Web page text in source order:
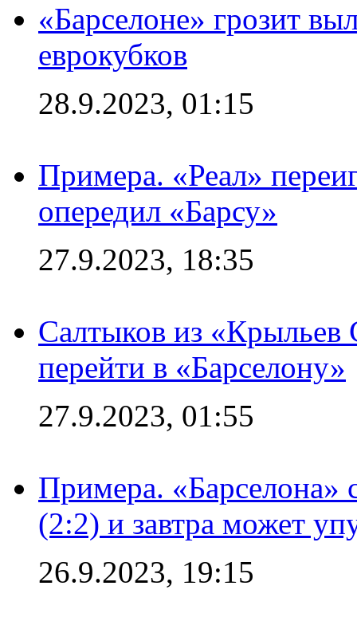
«Барселоне» грозит
еврокубков
28.9.2023, 01:15
Примера. «Реал»
опередил «Барсу»
27.9.2023, 18:35
Салтыков из «Крыльев
перейти в «Барселону»
27.9.2023, 01:55
Примера. «Барселона»
(2:2) и завтра может
26.9.2023, 19:15